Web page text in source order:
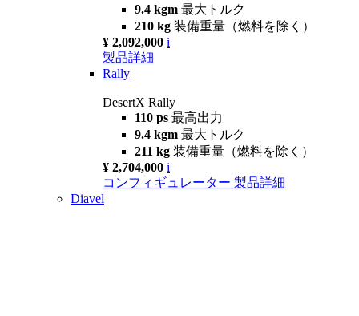
9.4 kgm 最大トルク
210 kg 装備重量（燃料を除く）
¥ 2,092,000 i
製品詳細
Rally
DesertX Rally
110 ps 最高出力
9.4 kgm 最大トルク
211 kg 装備重量（燃料を除く）
¥ 2,704,000 i
コンフィギュレーター 製品詳細
Diavel